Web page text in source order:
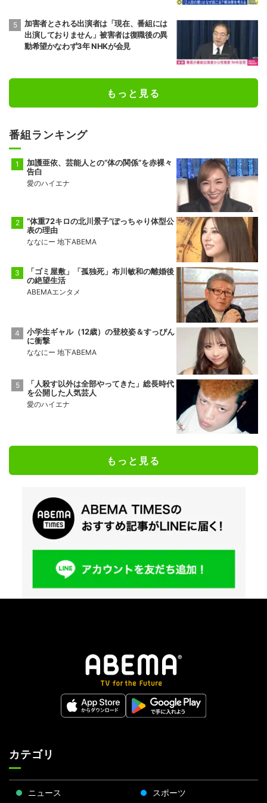
加害者とされる出演者は「現在、番組には
出演しておりません」被害者は復職後の異
動希望かなわず3年 NHKが会見
もっと見る
番組ランキング
加護亜依、芸能人との“体の関係”を赤裸々
告白
愛のハイエナ
“体重72キロの北川景子”ぽっちゃり体型公
表の理由
ななにー 地下ABEMA
「ゴミ屋敷」「孤独死」布川敏和の離婚後
の絶望生活
ABEMAエンタメ
小学生ギャル（12歳）の登校姿＆すっぴん
に衝撃
ななにー 地下ABEMA
「人殺す以外は全部やってきた」総長時代
を公開した人気芸人
愛のハイエナ
もっと見る
カテゴリ
ニュース スポーツ